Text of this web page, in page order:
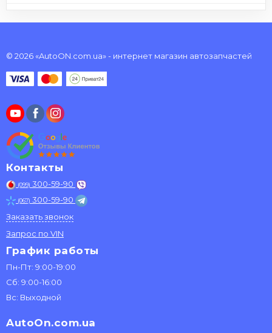
© 2026 «AutoON.com.ua» - интернет магазин автозапчастей
Контакты
(099) 300-59-90
(067) 300-59-90
Заказать звонок
Запрос по VIN
График работы
Пн-Пт: 9:00-19:00
Сб: 9:00-16:00
Вс: Выходной
AutoOn.com.ua